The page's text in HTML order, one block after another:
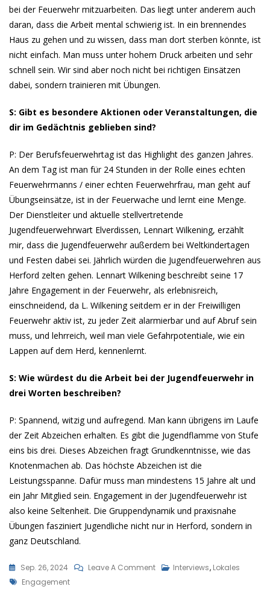
bei der Feuerwehr mitzuarbeiten. Das liegt unter anderem auch
daran, dass die Arbeit mental schwierig ist. In ein brennendes
Haus zu gehen und zu wissen, dass man dort sterben könnte, ist
nicht einfach. Man muss unter hohem Druck arbeiten und sehr
schnell sein. Wir sind aber noch nicht bei richtigen Einsätzen
dabei, sondern trainieren mit Übungen.
S: Gibt es besondere Aktionen oder Veranstaltungen, die
dir im Gedächtnis geblieben sind?
P: Der Berufsfeuerwehrtag ist das Highlight des ganzen Jahres.
An dem Tag ist man für 24 Stunden in der Rolle eines echten
Feuerwehrmanns / einer echten Feuerwehrfrau, man geht auf
Übungseinsätze, ist in der Feuerwache und lernt eine Menge.
Der Dienstleiter und aktuelle stellvertretende
Jugendfeuerwehrwart Elverdissen, Lennart Wilkening, erzählt
mir, dass die Jugendfeuerwehr außerdem bei Weltkindertagen
und Festen dabei sei. Jährlich würden die Jugendfeuerwehren aus
Herford zelten gehen. Lennart Wilkening beschreibt seine 17
Jahre Engagement in der Feuerwehr, als erlebnisreich,
einschneidend, da L. Wilkening seitdem er in der Freiwilligen
Feuerwehr aktiv ist, zu jeder Zeit alarmierbar und auf Abruf sein
muss, und lehrreich, weil man viele Gefahrpotentiale, wie ein
Lappen auf dem Herd, kennenlernt.
S: Wie würdest du die Arbeit bei der Jugendfeuerwehr in
drei Worten beschreiben?
P: Spannend, witzig und aufregend. Man kann übrigens im Laufe
der Zeit Abzeichen erhalten. Es gibt die Jugendflamme von Stufe
eins bis drei. Dieses Abzeichen fragt Grundkenntnisse, wie das
Knotenmachen ab. Das höchste Abzeichen ist die
Leistungsspanne. Dafür muss man mindestens 15 Jahre alt und
ein Jahr Mitglied sein. Engagement in der Jugendfeuerwehr ist
also keine Seltenheit. Die Gruppendynamik und praxisnahe
Übungen fasziniert Jugendliche nicht nur in Herford, sondern in
ganz Deutschland.
Sep. 26, 2024 Leave A CommentOn
Interviews, Lokales
Tags
Engagement